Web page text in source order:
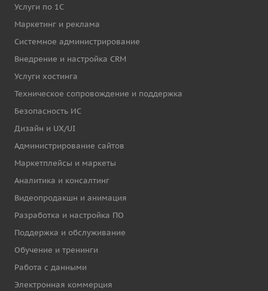
Услуги по 1С
Маркетинг и реклама
Системное администрирование
Внедрение и настройка CRM
Услуги хостинга
Техническое сопровождение и поддержка
Безопасность ИС
Дизайн и UX/UI
Администрирование сайтов
Маркетплейсы и маркеты
Аналитика и консалтинг
Видеопродакшн и анимация
Разработка и настройка ПО
Поддержка и обслуживание
Обучение и тренинги
Работа с данными
Электронная коммерция